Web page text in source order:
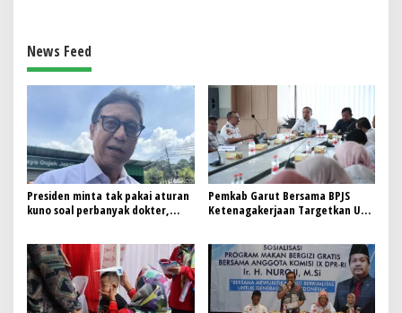
News Feed
Presiden minta tak pakai aturan
kuno soal perbanyak dokter,
Pemkab Garut Bersama BPJS
Ketenagakerjaan Targetkan UCJ